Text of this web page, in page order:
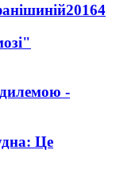
20164
дилемою -
Це